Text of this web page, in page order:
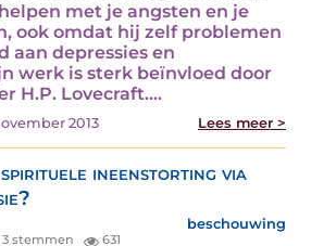
met je angsten en je
ook omdat hij zelf problemen
aan depressies en
werk is sterk beïnvloed door
H.P. Lovecraft.…
2013 Lees meer >
ineenstorting via
beschouwing
3 stemmen 631